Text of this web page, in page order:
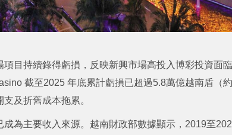
項目持續錄得虧損，反映新興市場高投入博彩投資面
截至2025 年底累計虧損已超過5.8萬億越南盾（
及折舊成本拖累。
為主要收入來源。越南財政部數據顯示，2019至